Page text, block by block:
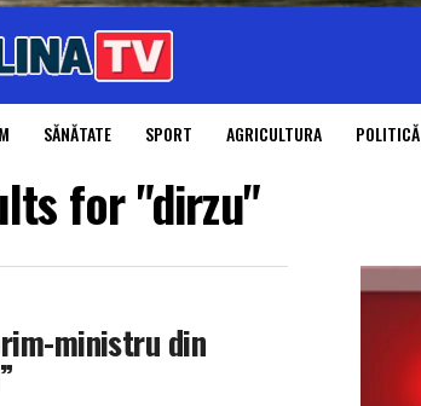
SĂNĂTATE SPORT AGRICULTURA POLITICĂ
for "dirzu"
ministru din